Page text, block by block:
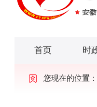
首页 时
您现在的位置：